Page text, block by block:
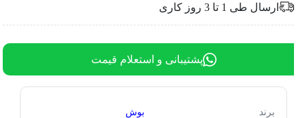
ارسال طی 1 تا 3 روز کاری
پشتیبانی و استعلام قیمت
برند بوش